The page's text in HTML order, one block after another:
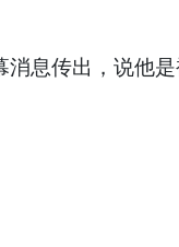
息传出，说他是